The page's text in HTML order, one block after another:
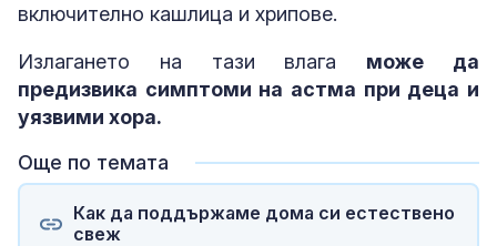
включително кашлица и хрипове.
Излагането на тази влага може да
предизвика симптоми на астма при деца и
уязвими хора.
Още по темата
Как да поддържаме дома си естествено
свеж